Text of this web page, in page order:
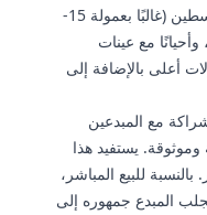
متعدد المستويات: تعاون مفتوح مع قاعدة واسعة من المبدعين الصغار والمتوسطين (غالبًا بعمولة 15-
وتعاون مستهدف مع مبدعين تم اختيارهم بعناية (عمولة 20-30٪، وأحيانًا مع عينات
أعلى بالإضافة إلى
مع المبدعين
وموثوقة. يستفيد هذا
للبيع المباشر،
المبدع جمهوره إلى